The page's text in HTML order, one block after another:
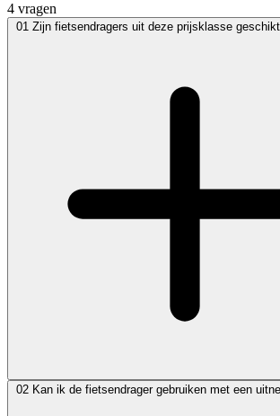
4 vragen
01 Zijn fietsendragers uit deze prijsklasse
02 Kan ik de fietsendrager gebruiken met een